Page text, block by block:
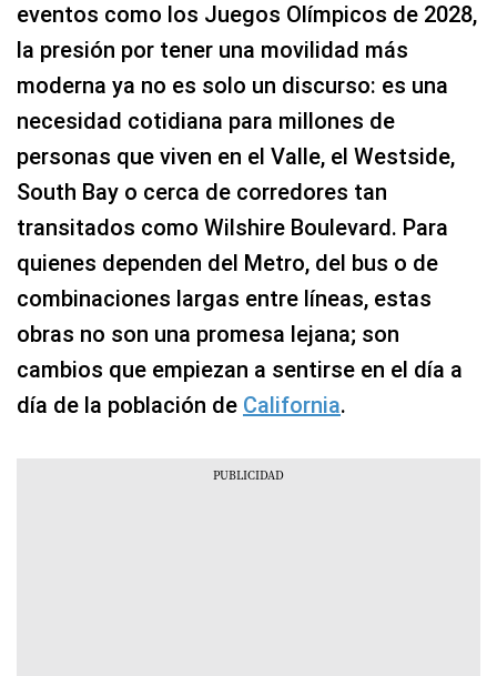
eventos como los Juegos Olímpicos de 2028,
la presión por tener una movilidad más
moderna ya no es solo un discurso: es una
necesidad cotidiana para millones de
personas que viven en el Valle, el Westside,
South Bay o cerca de corredores tan
transitados como Wilshire Boulevard. Para
quienes dependen del Metro, del bus o de
combinaciones largas entre líneas, estas
obras no son una promesa lejana; son
cambios que empiezan a sentirse en el día a
día de la población de California.